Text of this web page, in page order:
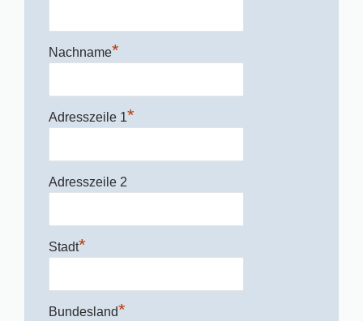
Nachname*
Adresszeile 1*
Adresszeile 2
Stadt*
Bundesland*